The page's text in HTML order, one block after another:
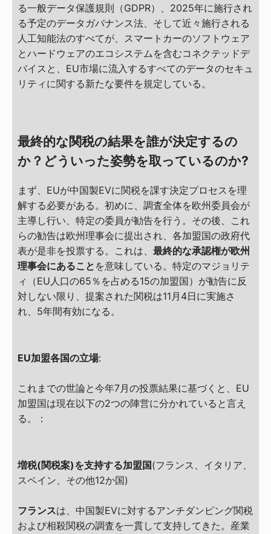
る一般データ保護規則（GDPR）、2025年に施行され
る予定のデータガバナンス法、そして近々施行される
人工知能法のすべてが、スマートカーのソフトウェア
とハ​​ードウェアのエコシステムを含むコネクテッドデ
バイスと、EU市場に流入するすべてのデータのセキュ
リティに関する新たな要件を規定している。
最終的な関税の結果を誰が決定するの
か？どういった姿勢を取っているのか?
まず、EUが中国製EVに関税を課す決定プロセスを理
解する必要がある。初めに、調査全体を欧州委員会が
主導し行い、特定の委員が勧告を行う。その後、これ
らの勧告は欧州理事会に提出され、各加盟国の政府代
表が是非を投票する。これは、 最終的な承認権が欧州
理事会にあること を意味している。特定のマジョリテ
ィ（EU人口の65％を占める15の加盟国）が勧告に反
対しない限り、提案された関税は11月4日に実施さ
れ、5年間有効になる。
EU加盟各国の立場:
これまでの世論と今年7月の投票結果に基づくと、EU
加盟国は現在以下の2つの陣営に分かれていると言え
る。：
増税(関税案)を支持する加盟国(フランス、イタリア、
スペイン、その他12か国)
フランスは、中国製EVに対するアンチダンピング関税
および相殺関税の調査を一貫して支持してきた。産業